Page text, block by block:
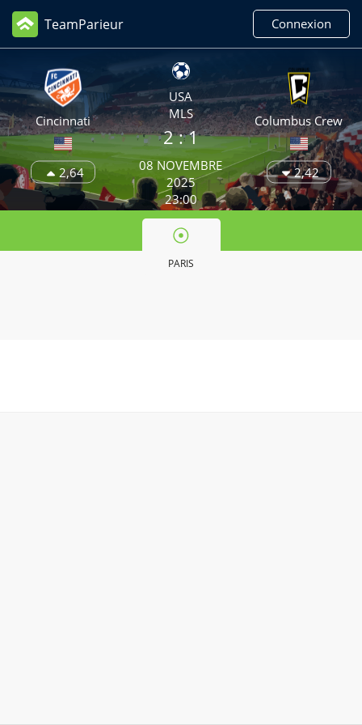
TeamParieur Connexion
Cincinnati
2,64
USA
MLS
2: 1
08 NOVEMBRE
2025
23:00
Columbus Crew
2,42
PARIS